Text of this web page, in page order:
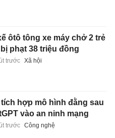
ôtô tông xe máy chở 2 trẻ
phạt 38 triệu đồng
trước Xã hội
tích hợp mô hình đằng sau
vào an ninh mạng
trước Công nghệ